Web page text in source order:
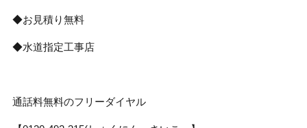
◆お見積り無料
◆水道指定工事店
通話料無料のフリーダイヤル